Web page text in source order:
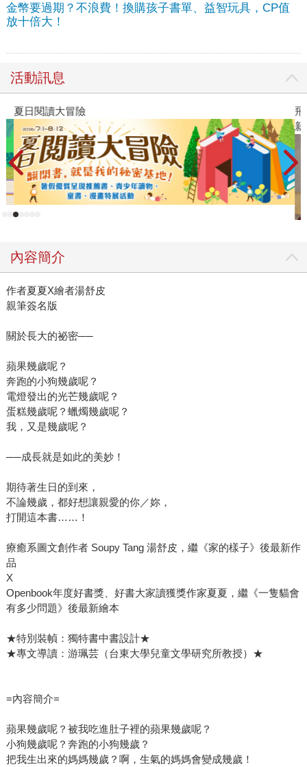
金幣要過期？不浪費！換購孩子書單、益智玩具，CP值
放十倍大！
活動訊息
夏日閱讀大冒險
飛
新
內容簡介
作者夏夏X繪者湯舒皮
親筆簽名版
關於長大的祕密──
蘋果幾歲呢？
奔跑的小狗幾歲呢？
電燈發出的光芒幾歲呢？
蛋糕幾歲呢？蠟燭幾歲呢？
我，又是幾歲呢？
──成長就是如此的美妙！
期待著生日的到來，
不論幾歲，都好想讓親愛的你／妳，
打開這本書……！
療癒系圖文創作者 Soupy Tang 湯舒皮，繼《家的樣子》後最新作
品
X
Openbook年度好書獎、好書大家讀獲獎作家夏夏，繼《一隻貓會
有多少問題》後最新繪本
★特別裝幀：獨特書中書設計★
★專文導讀：游珮芸（台東大學兒童文學研究所教授）★
=內容簡介=
蘋果幾歲呢？被我吃進肚子裡的蘋果幾歲呢？
小狗幾歲呢？奔跑的小狗幾歲？
把我生出來的媽媽幾歲？啊，生氣的媽媽會變成幾歲！